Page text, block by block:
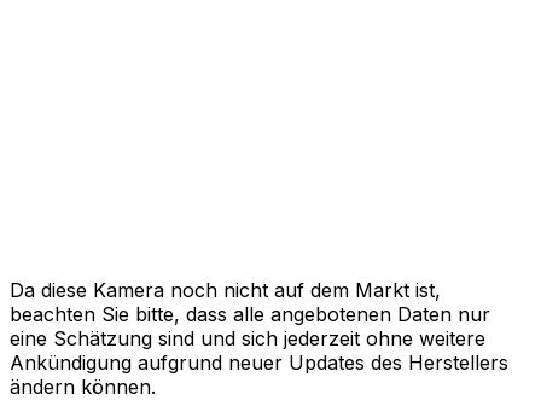
Da diese Kamera noch nicht auf dem Markt ist,
beachten Sie bitte, dass alle angebotenen Daten nur
eine Schätzung sind und sich jederzeit ohne weitere
Ankündigung aufgrund neuer Updates des Herstellers
ändern können.